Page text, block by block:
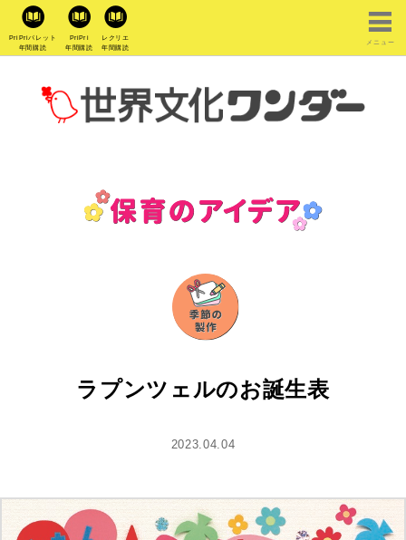
PriPriパレット
年間購読
PriPri
年間購読
レクリエ
年間購読
メニュー
ラプンツェルのお誕生表
2023.04.04